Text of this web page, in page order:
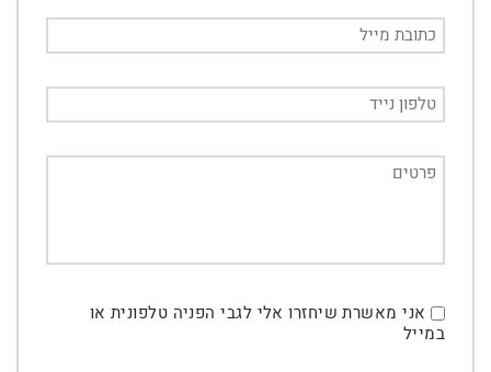
אני מאשרת שיחזרו אלי לגבי הפניה טלפונית או
במייל